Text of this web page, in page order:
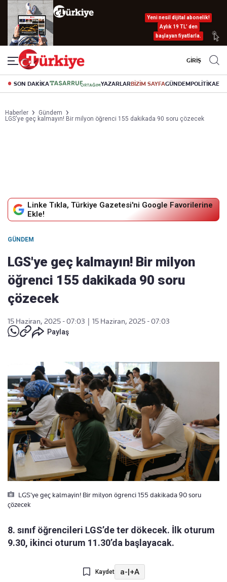
Yeni nesil dijital abonelik!
Aylık 19 TL’ den
başlayan fiyatlarla.
GİRİŞ
SON DAKİKA YAZARLARBİZİM SAYFAGÜNDEMPOLİTİKA
Haberler
Gündem
LGS'ye geç kalmayın! Bir milyon öğrenci 155 dakikada 90 soru çözecek
Linke Tıkla, Türkiye Gazetesi'ni Google Favorilerine
Ekle!
GÜNDEM
LGS'ye geç kalmayın! Bir milyon
öğrenci 155 dakikada 90 soru
çözecek
15 Haziran, 2025 - 07:03
15 Haziran, 2025 - 07:03
Paylaş
LGS'ye geç kalmayin! Bir milyon ögrenci 155 dakikada 90 soru
çözecek
8. sınıf öğrencileri LGS’de ter dökecek. İlk oturum
9.30, ikinci oturum 11.30’da başlayacak.
Kaydet a-|+A